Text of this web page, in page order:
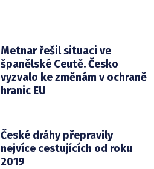
Metnar řešil situaci ve
španělské Ceutě. Česko
vyzvalo ke změnám v ochraně
hranic EU
České dráhy přepravily
nejvíce cestujících od roku
2019